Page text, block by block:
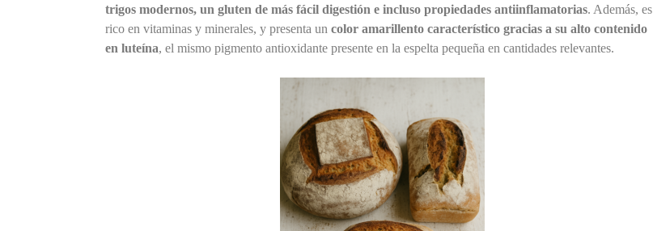
trigos modernos, un gluten de más fácil digestión e incluso propiedades antiinflamatorias. Además, es
rico en vitaminas y minerales, y presenta un color amarillento característico gracias a su alto contenido
en luteína, el mismo pigmento antioxidante presente en la espelta pequeña en cantidades relevantes.